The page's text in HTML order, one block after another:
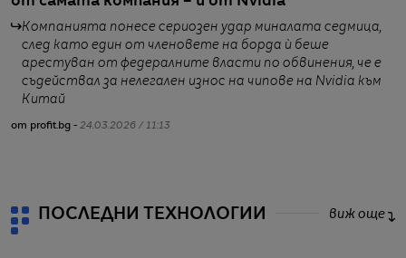
Компанията понесе сериозен удар миналата седмица,
след като един от членовете на борда ѝ беше
арестуван от федералните власти по обвинения, че е
съдействал за нелегален износ на чипове на Nvidia към
Китай
от profit.bg - 24.03.2026 / 11:13
ПОСЛЕДНИ ТЕХНОЛОГИИ виж още